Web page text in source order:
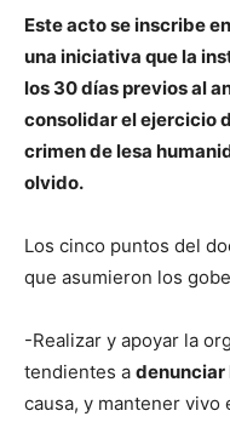
Este acto se inscribe
una iniciativa que la
los 30 días previos al
consolidar el ejercicio
crimen de lesa
olvido.
Los cinco puntos del
que asumieron los
-Realizar y apoyar la
tendientes a denunciar
causa, y mantener vivo